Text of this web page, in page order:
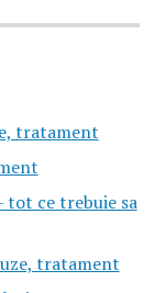
tratament
ce trebuie sa
tratament